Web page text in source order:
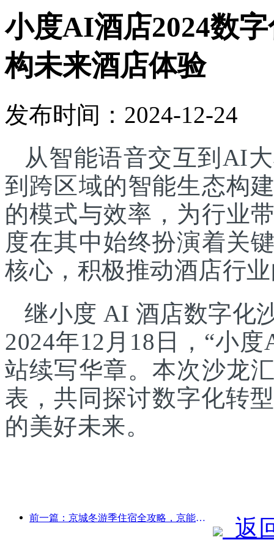
小度AI酒店2024数
构未来酒店体验
发布时间：2024-12-24
从智能语音交互到AI
到跨区域的智能生态构
的模式与效率，为行业
度在其中始终扮演着关
核心，积极推动酒店行
继小度 AI 酒店数字化
2024年12月18日，“小
站续写华章。本次沙龙
表，共同探讨数字化转
的美好未来。
前一篇：京城冬游季住宿全攻略，京能酒店新院落引发旅游新热潮 返